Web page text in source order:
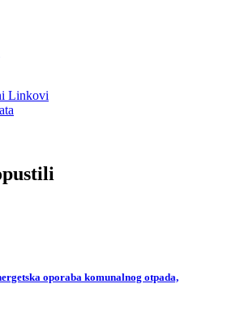
Linkovi
oporaba komunalnog otpada,